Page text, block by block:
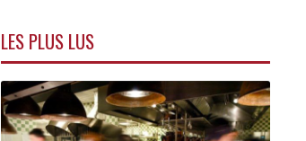
LES PLUS LUS